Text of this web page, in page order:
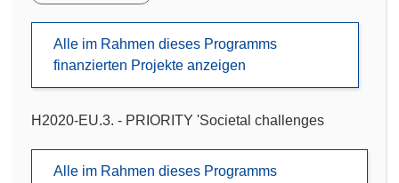
Alle im Rahmen dieses Programms
finanzierten Projekte anzeigen
H2020-EU.3. - PRIORITY 'Societal challenges
Alle im Rahmen dieses Programms